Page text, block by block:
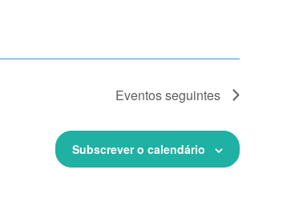
Eventosseguintes
Subscrever o calendário